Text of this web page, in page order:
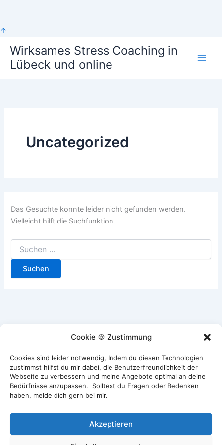
Cookie 🍪 Zustimmung
Cookies sind leider notwendig, Indem du diesen Technologien
zustimmst hilfst du mir dabei, die Benutzerfreundlichkeit der
Webseite zu verbessern und meine Angebote optimal an deine
Bedürfnisse anzupassen. Solltest du Fragen oder Bedenken
haben, melde dich gern bei mir.
Akzeptieren
↑
springen
Wirksames Stress Coaching in
Lübeck und online
Uncategorized
Das Gesuchte konnte leider nicht gefunden werden.
Vielleicht hilft die Suchfunktion.
Suchen
nach: